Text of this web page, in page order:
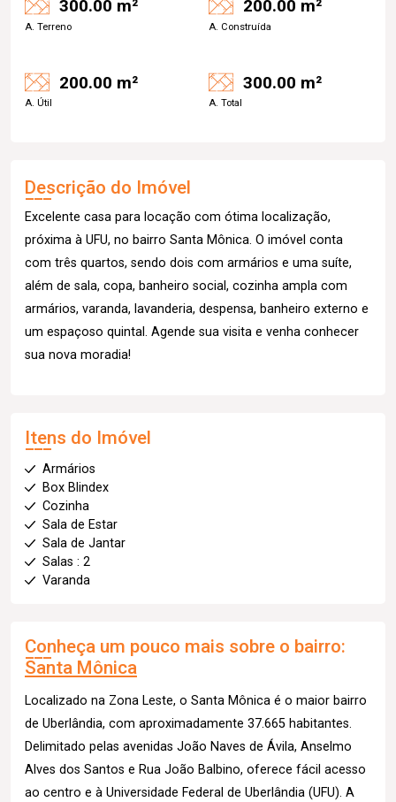
300.00 m²
A. Terreno
200.00 m²
A. Construída
200.00 m²
A. Útil
300.00 m²
A. Total
Descrição do Imóvel
Excelente casa para locação com ótima localização,
próxima à UFU, no bairro Santa Mônica. O imóvel conta
com três quartos, sendo dois com armários e uma suíte,
além de sala, copa, banheiro social, cozinha ampla com
armários, varanda, lavanderia, despensa, banheiro externo e
um espaçoso quintal. Agende sua visita e venha conhecer
sua nova moradia!
Itens do Imóvel
Armários
Box Blindex
Cozinha
Sala de Estar
Sala de Jantar
Salas : 2
Varanda
Conheça um pouco mais sobre o bairro:
Santa Mônica
Localizado na Zona Leste, o Santa Mônica é o maior bairro
de Uberlândia, com aproximadamente 37.665 habitantes.
Delimitado pelas avenidas João Naves de Ávila, Anselmo
Alves dos Santos e Rua João Balbino, oferece fácil acesso
ao centro e à Universidade Federal de Uberlândia (UFU). A